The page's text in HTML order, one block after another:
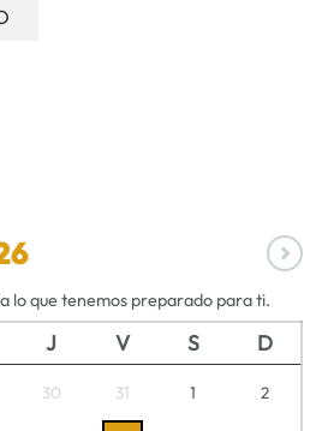
lo que tenemos preparado para ti.
J V S D
30 31 1 2